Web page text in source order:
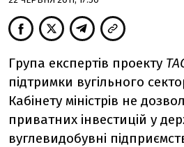
Група експертів проекту
підтримки вугільного
Кабінету міністрів не
приватних інвестицій у
вуглевидобувні